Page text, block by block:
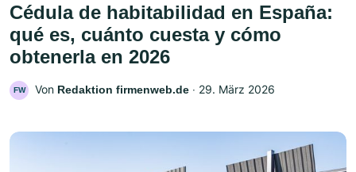
Cédula de habitabilidad en España:
qué es, cuánto cuesta y cómo
obtenerla en 2026
FW Von Redaktion firmenweb.de ‧ 29. März 2026